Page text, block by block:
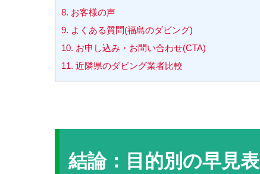
8. お客様の声
9. よくある質問(福島のダビング)
10. お申し込み・お問い合わせ(CTA)
11. 近隣県のダビング業者比較
結論：目的別の早見表